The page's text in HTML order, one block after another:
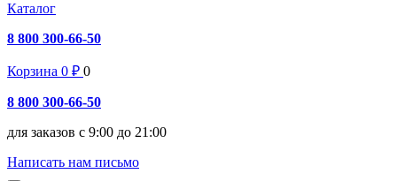
Каталог
8 800 300-66-50
Корзина 0 ₽ 0
8 800 300-66-50
для заказов с 9:00 до 21:00
Написать нам письмо